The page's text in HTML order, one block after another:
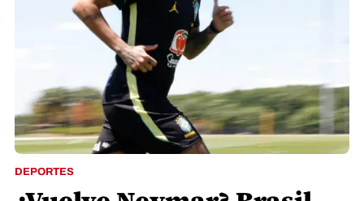
DEPORTES